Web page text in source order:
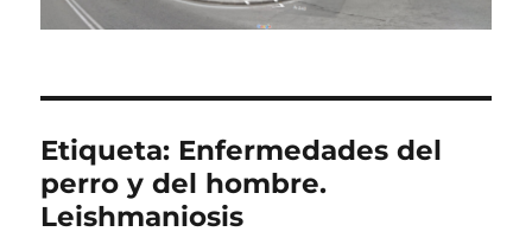
Etiqueta: Enfermedades del
perro y del hombre.
Leishmaniosis